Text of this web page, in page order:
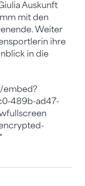
Auskunft
mit den
Weiter
ihre
in die
embed?
489b-ad47-